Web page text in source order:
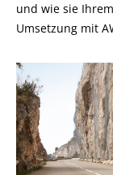
und wie sie
Umsetzung mit